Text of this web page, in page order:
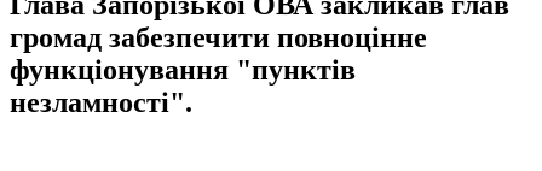
громад забезпечити повноцінне
функціонування "пунктів
незламності".